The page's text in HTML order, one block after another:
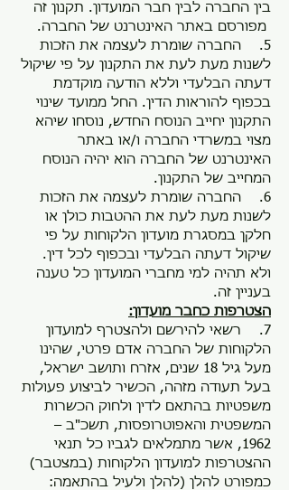
בין החברה לבין חבר המועדון. תקנון זה
מפורסם באתר האינטרנט של החברה.
5. החברה שומרת לעצמה את הזכות
לשנות מעת לעת את התקנון על פי שיקול
דעתה הבלעדי וללא הודעה מוקדמת
בכפוף להוראות הדין. החל ממועד שינוי
התקנון יחייב הנוסח החדש, נוסחו שיהא
מצוי במשרדי החברה ו/או באתר
האינטרנט של החברה הוא יהיה הנוסח
המחייב של התקנון.
6. החברה שומרת לעצמה את הזכות
לשנות מעת לעת את ההטבות כולן או
חלקן במסגרת מועדון הלקוחות על פי
שיקול דעתה הבלעדי ובכפוף לכל דין.
ולא תהיה למי מחברי המועדון כל טענה
בעניין זה.
הצטרפות כחבר מועדון:
7. רשאי להירשם ולהצטרף למועדון
הלקוחות של החברה אדם פרטי, שהינו
מעל גיל 18 שנים, אזרח ותושב ישראל,
בעל תעודה מזהה, הכשיר לביצוע פעולות
משפטיות בהתאם לדין ולחוק הכשרות
המשפטית והאפוטרופסות, תשכ"ב –
1962, אשר מתמלאים לגביו כל תנאי
ההצטרפות למועדון הלקוחות (במצטבר)
כמפורט להלן (להלן ולעיל בהתאמה: